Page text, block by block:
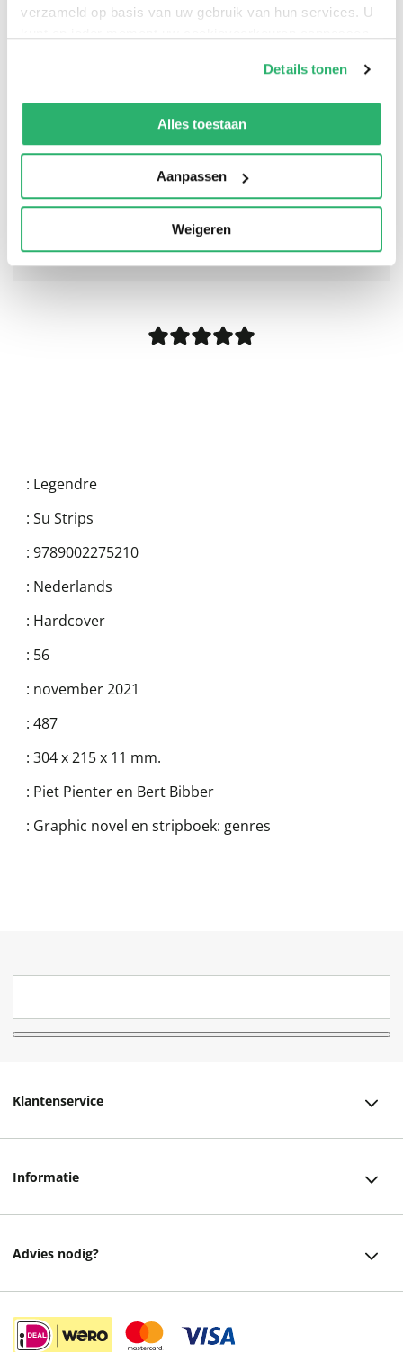
verzameld op basis van uw gebruik van hun services. U
kunnen ontvangen en verwerken.
Details tonen
Alles toestaan
Aanpassen
Weigeren
ontvoerders aan.
0|0
: Legendre
: Su Strips
: 9789002275210
: Nederlands
: Hardcover
: 56
: november 2021
: 487
: 304 x 215 x 11 mm.
: Piet Pienter en Bert Bibber
: Graphic novel en stripboek: genres
Klantenservice
Retourneren
Informatie
Advies nodig?
Instagram